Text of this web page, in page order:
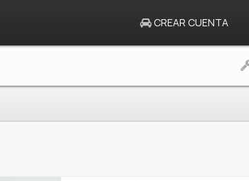
CREAR CUENTA